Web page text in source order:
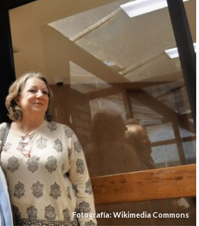
Fotografía: Wikimedia Commons